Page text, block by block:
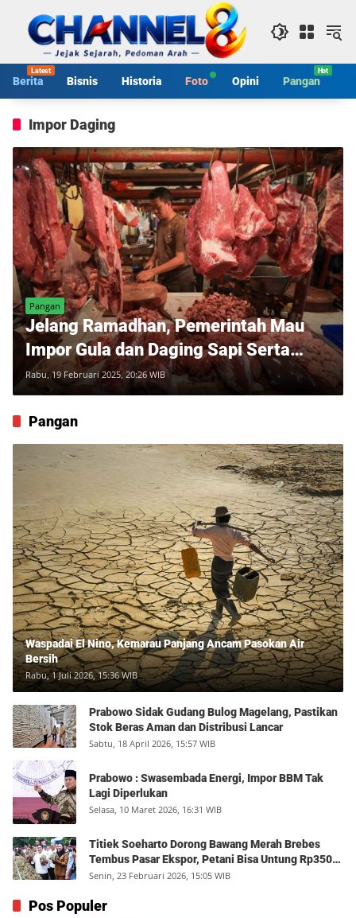
konten
Berita Bisnis Historia Foto Opini Pangan
Impor Daging
Pangan
Jelang Ramadhan, Pemerintah Mau
Impor Gula dan Daging Sapi Serta
Kerbau
Rabu, 19 Februari 2025, 20:26 WIB
Pangan
Waspadai El Nino, Kemarau Panjang Ancam Pasokan Air
Bersih
Rabu, 1 Juli 2026, 15:36 WIB
Prabowo Sidak Gudang Bulog Magelang, Pastikan
Stok Beras Aman dan Distribusi Lancar
Sabtu, 18 April 2026, 15:57 WIB
Prabowo : Swasembada Energi, Impor BBM Tak
Lagi Diperlukan
Selasa, 10 Maret 2026, 16:31 WIB
Titiek Soeharto Dorong Bawang Merah Brebes
Tembus Pasar Ekspor, Petani Bisa Untung Rp350
Juta per Hektare
Senin, 23 Februari 2026, 15:05 WIB
Pos Populer